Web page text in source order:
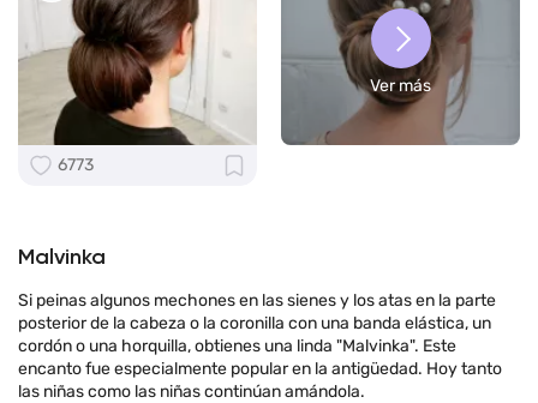
6773
Ver más
Malvinka
Si peinas algunos mechones en las sienes y los atas en la parte
posterior de la cabeza o la coronilla con una banda elástica, un
cordón o una horquilla, obtienes una linda "Malvinka". Este
encanto fue especialmente popular en la antigüedad. Hoy tanto
las niñas como las niñas continúan amándola.